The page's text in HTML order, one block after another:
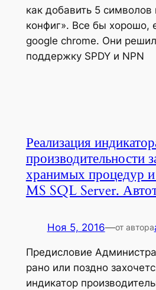
как добавить 5 символов
конфиг». Все бы хорошо,
google chrome. Они
поддержку SPDY и NPN
Реализация
производительности
хранимых процедур и
MS SQL Server.
Ноя 5, 2016—от автора
Предисловие
рано или поздно
индикатор